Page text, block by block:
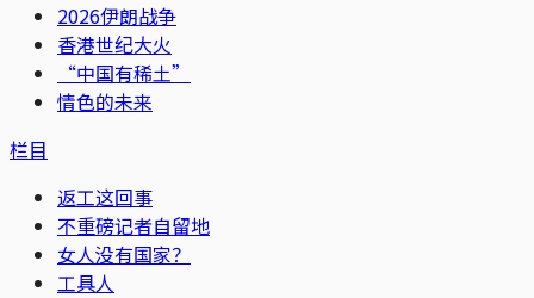
2026伊朗战争
香港世纪大火
“中国有稀土”
情色的未来
栏目
返工这回事
不重磅记者自留地
女人没有国家？
工具人